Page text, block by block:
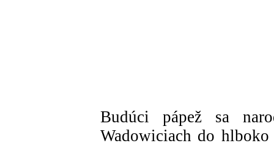
Budúci pápež sa
Wadowiciach do